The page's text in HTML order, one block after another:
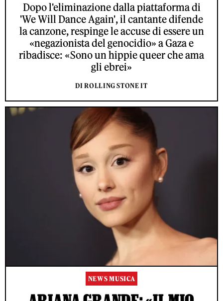
Dopo l'eliminazione dalla piattaforma di
'We Will Dance Again', il cantante difende
la canzone, respinge le accuse di essere un
«negazionista del genocidio» a Gaza e
ribadisce: «Sono un hippie queer che ama
gli ebrei»
DI ROLLING STONE IT
NEWS MUSICA